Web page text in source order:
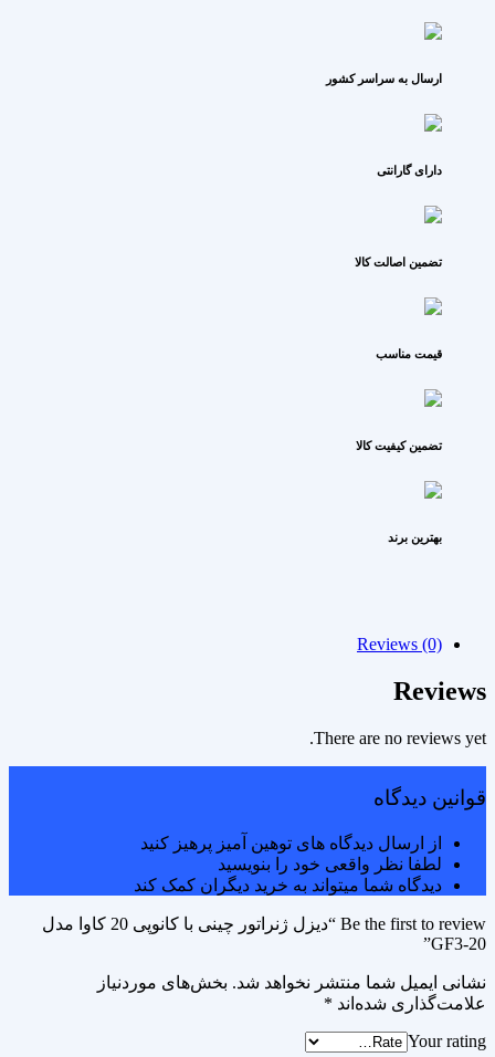
ارسال به سراسر کشور
دارای گارانتی
تضمین اصالت کالا
قیمت مناسب
تضمین کیفیت کالا
بهترین برند
Reviews (0)
Reviews
There are no reviews yet.
قوانین دیدگاه
از ارسال دیدگاه های توهین آمیز پرهیز کنید
لطفا نظر واقعی خود را بنویسید
دیدگاه شما میتواند به خرید دیگران کمک کند
Be the first to review “دیزل ژنراتور چینی با کانوپی 20 کاوا مدل
GF3-20”
نشانی ایمیل شما منتشر نخواهد شد. بخش‌های موردنیاز
علامت‌گذاری شده‌اند *
Your rating